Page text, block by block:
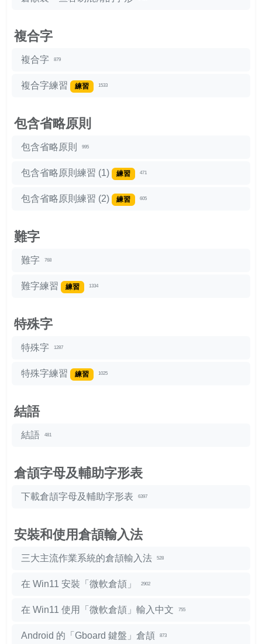
複合字
複合字 879
複合字練習 練習 1533
包含省略原則
包含省略原則 995
包含省略原則練習 (1) 練習 471
包含省略原則練習 (2) 練習 605
難字
難字 768
難字練習 練習 1334
特殊字
特殊字 1287
特殊字練習 練習 1025
結語
結語 481
倉頡字母及輔助字形表
下載倉頡字母及輔助字形表 6397
安裝和使用倉頡輸入法
三大主流作業系統的倉頡輸入法 528
在 Win11 安裝「微軟倉頡」 2902
在 Win11 使用「微軟倉頡」輸入中文 755
Android 的「Gboard 鍵盤」倉頡 873